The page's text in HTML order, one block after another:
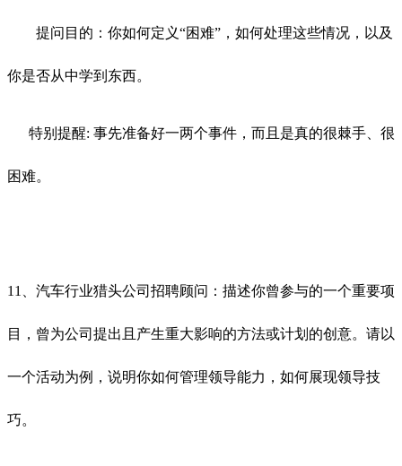
提问目的：你如何定义“困难”，如何处理这些情况，以及
你是否从中学到东西。
特别提醒: 事先准备好一两个事件，而且是真的很棘手、很
困难。
11、汽车行业猎头公司招聘顾问：描述你曾参与的一个重要项
目，曾为公司提出且产生重大影响的方法或计划的创意。请以
一个活动为例，说明你如何管理领导能力，如何展现领导技
巧。